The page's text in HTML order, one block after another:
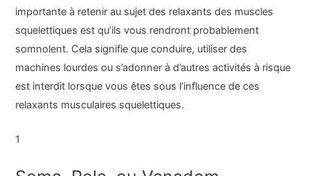
importante à retenir au sujet des relaxants des muscles
squelettiques est qu’ils vous rendront probablement
somnolent. Cela signifie que conduire, utiliser des
machines lourdes ou s’adonner à d’autres activités à risque
est interdit lorsque vous êtes sous l’influence de ces
relaxants musculaires squelettiques.
1